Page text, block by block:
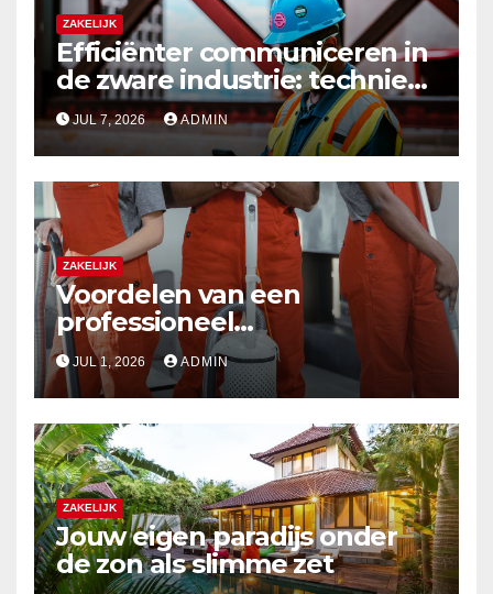
ZAKELIJK
Efficiënter communiceren in
de zware industrie: techniek
die standhoudt
JUL 7, 2026 ADMIN
ZAKELIJK
Voordelen van een
professioneel
schoonmaakbedrijf
JUL 1, 2026 ADMIN
ZAKELIJK
Jouw eigen paradijs onder
de zon als slimme zet